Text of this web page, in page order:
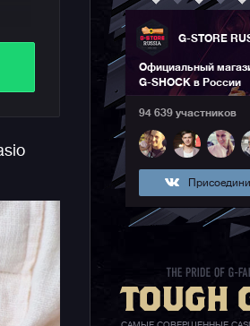
ей
G-STORE
Официальный
G-SHOCK в России
94 639 участников